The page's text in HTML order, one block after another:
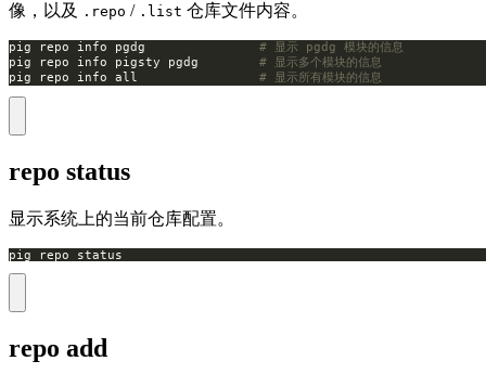
像，以及
.repo / .list 仓库文件内容。
pig repo info pgdg # 显示 pgdg 模块的信息
pig repo info pigsty pgdg # 显示多个模块的信息
pig repo info all # 显示所有模块的信息
repo status
显示系统上的当前仓库配置。
pig repo status
repo add